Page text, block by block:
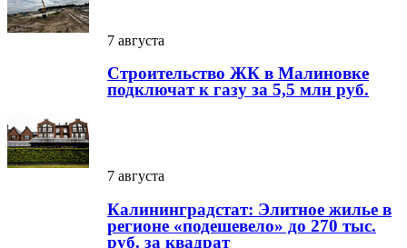
7 августа
Строительство ЖК в Малиновке
подключат к газу за 5,5 млн руб.
7 августа
Калининградстат: Элитное жилье в
регионе «подешевело» до 270 тыс.
руб. за квадрат